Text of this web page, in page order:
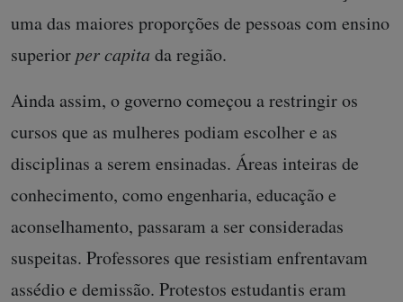
uma das maiores proporções de pessoas com ensino
superior per capita da região.
Ainda assim, o governo começou a restringir os
cursos que as mulheres podiam escolher e as
disciplinas a serem ensinadas. Áreas inteiras de
conhecimento, como engenharia, educação e
aconselhamento, passaram a ser consideradas
suspeitas. Professores que resistiam enfrentavam
assédio e demissão. Protestos estudantis eram